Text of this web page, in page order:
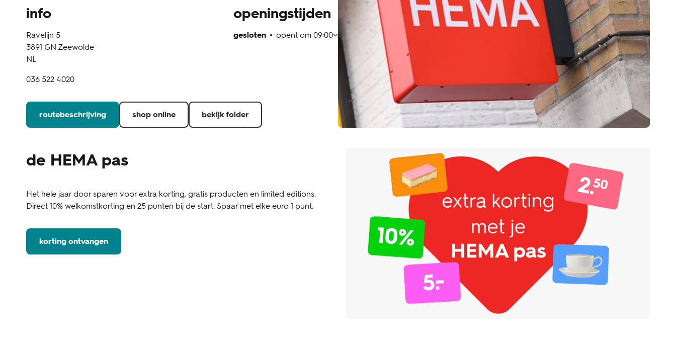
info
Ravelijn 5
3891 GN Zeewolde
NL
036 522 4020
openingstijden
gesloten opent om 09:00
routebeschrijving shop online bekijk folder
de HEMA pas
Het hele jaar door sparen voor extra korting, gratis producten en limited editions.
Direct 10% welkomstkorting en 25 punten bij de start. Spaar met elke euro 1 punt.
korting ontvangen